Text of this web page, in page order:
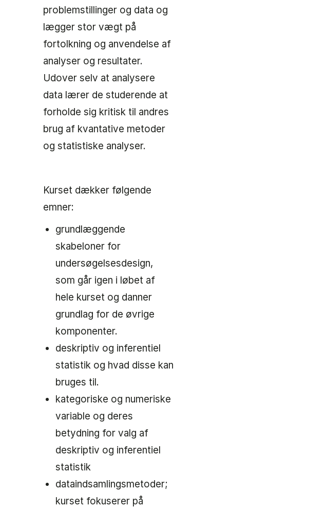
problemstillinger og data og
lægger stor vægt på
fortolkning og anvendelse af
analyser og resultater.
Udover selv at analysere
data lærer de studerende at
forholde sig kritisk til andres
brug af kvantative metoder
og statistiske analyser.
Kurset dækker følgende
emner:
grundlæggende
skabeloner for
undersøgelsesdesign,
som går igen i løbet af
hele kurset og danner
grundlag for de øvrige
komponenter.
deskriptiv og inferentiel
statistik og hvad disse kan
bruges til.
kategoriske og numeriske
variable og deres
betydning for valg af
deskriptiv og inferentiel
statistik
dataindsamlingsmetoder;
kurset fokuserer på